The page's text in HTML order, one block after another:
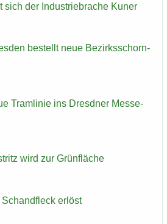
sich der In­dus­trie­bra­che Kuner
be­stellt neue Be­zirks­schorn­
Tram­li­nie ins Dresd­ner Mes­se­
wird zur Grün­flä­che
er­löst